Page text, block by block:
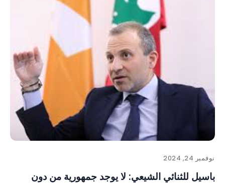
نوفمبر 24, 2024
باسيل للثنائي الشيعي: لا يوجد جمهورية من دون